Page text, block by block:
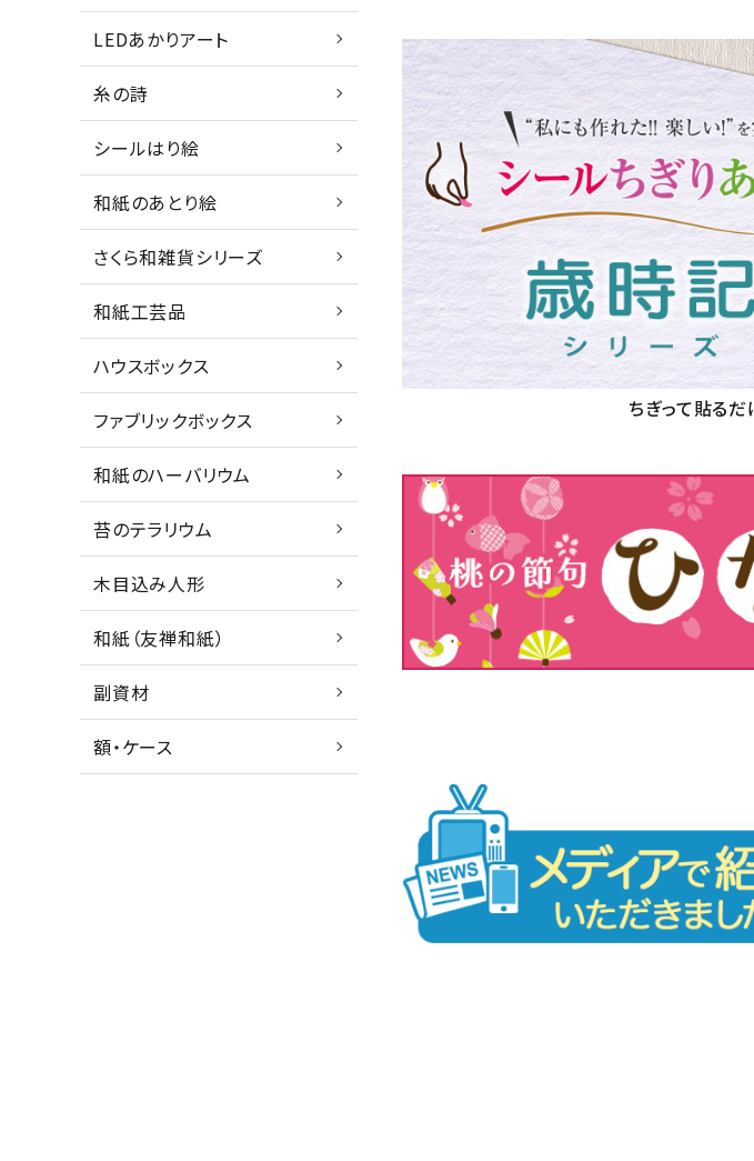
LEDあかりアート
糸の詩
シールはり絵
和紙のあとり絵
さくら和雑貨シリーズ
和紙工芸品
ハウスボックス
ファブリックボックス
和紙のハーバリウム
苔のテラリウム
木目込み人形
和紙（友禅和紙）
副資材
額・ケース
ちぎって貼るだ